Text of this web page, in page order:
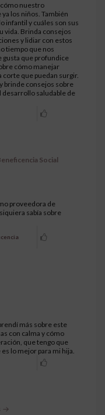
nuestro
los niños. También
infantil y cuáles son sus
vida. Brinda consejos
y lidiar con estos
tiempo que nos
gusta que profundice
cómo manejar
que puedan surgir.
brinde consejos sobre
saludable de
Social
proveedora de
sabía sobre
más sobre este
con calma y cómo
que tengo que
lo mejor para mi hija.